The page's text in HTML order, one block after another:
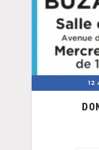
12